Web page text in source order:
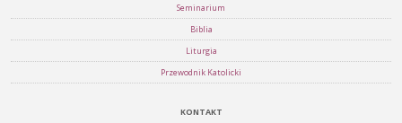
Seminarium
Biblia
Liturgia
Przewodnik Katolicki
KONTAKT